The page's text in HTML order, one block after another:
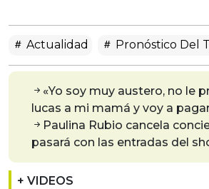
Actualidad Pronóstico Del
«Yo soy muy austero, no le
lucas a mi mamá y voy a
Paulina Rubio cancela
pasará con las entradas del
+ VIDEOS